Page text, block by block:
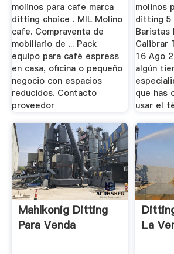
molinos para cafe marca
ditting choice . MIL Molino
cafe. Compraventa de
mobiliario de ... Pack
equipo para café espress
en casa, oficina o pequeño
negocio con espacios
reducidos. Contacto
proveedor
molinos
ditting 5
Baristas
Calibrar
16 Ago
algún
que has
usar el
Mahlkonig Ditting
Para Venda
La